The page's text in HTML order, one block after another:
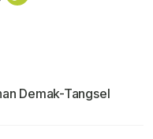
Demak-Tangsel